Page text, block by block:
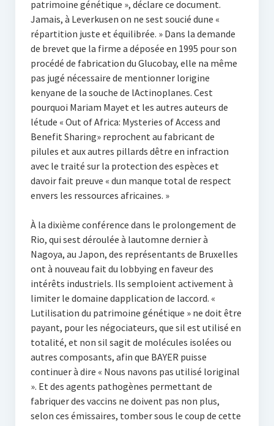
patrimoine génétique », déclare ce document.
Jamais, à Leverkusen on ne sest soucié dune «
répartition juste et équilibrée. » Dans la demande
de brevet que la firme a déposée en 1995 pour son
procédé de fabrication du Glucobay, elle na même
pas jugé nécessaire de mentionner lorigine
kenyane de la souche de lActinoplanes. Cest
pourquoi Mariam Mayet et les autres auteurs de
létude « Out of Africa: Mysteries of Access and
Benefit Sharing» reprochent au fabricant de
pilules et aux autres pillards dêtre en infraction
avec le traité sur la protection des espèces et
davoir fait preuve « dun manque total de respect
envers les ressources africaines. »
À la dixième conférence dans le prolongement de
Rio, qui sest déroulée à lautomne dernier à
Nagoya, au Japon, des représentants de Bruxelles
ont à nouveau fait du lobbying en faveur des
intérêts industriels. Ils semploient activement à
limiter le domaine dapplication de laccord. «
Lutilisation du patrimoine génétique » ne doit être
payant, pour les négociateurs, que sil est utilisé en
totalité, et non sil sagit de molécules isolées ou
autres composants, afin que BAYER puisse
continuer à dire « Nous navons pas utilisé loriginal
». Et des agents pathogènes permettant de
fabriquer des vaccins ne doivent pas non plus,
selon ces émissaires, tomber sous le coup de cette